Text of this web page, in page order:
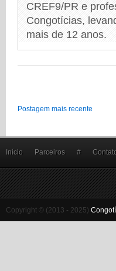
CREF9/PR e
Congotícias,
mais de 12 anos.
Postagem mais recente
Início Parceiros #
Copyright © (2013 - 2025)